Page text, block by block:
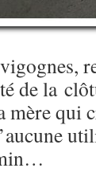
de la
mère qui